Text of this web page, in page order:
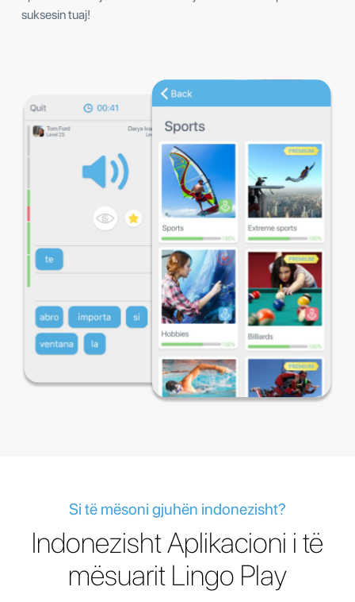
suksesin tuaj!
Si të mësoni gjuhën indonezisht?
Indonezisht Aplikacioni i të
mësuarit Lingo Play